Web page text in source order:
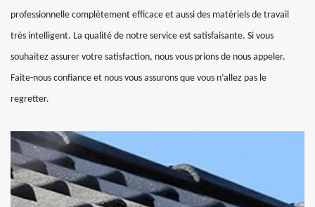
professionnelle complètement efficace et aussi des matériels de travail
très intelligent. La qualité de notre service est satisfaisante. Si vous
souhaitez assurer votre satisfaction, nous vous prions de nous appeler.
Faite-nous confiance et nous vous assurons que vous n’allez pas le
regretter.